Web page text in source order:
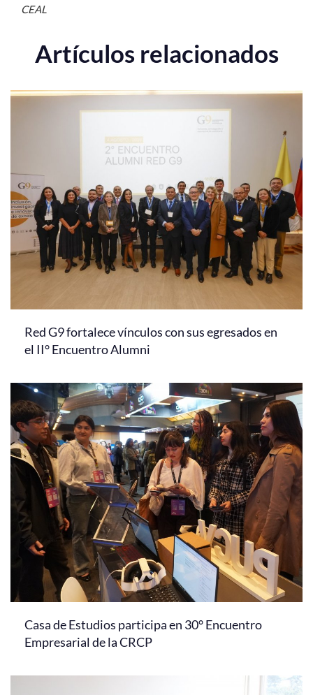
CEAL
Artículos relacionados
Red G9 fortalece vínculos con sus egresados en
el II° Encuentro Alumni
Casa de Estudios participa en 30° Encuentro
Empresarial de la CRCP